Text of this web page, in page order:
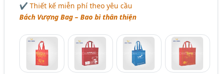
✔ Thiết kế miễn phí theo yêu cầu
Bách Vượng Bag – Bao bì thân thiện